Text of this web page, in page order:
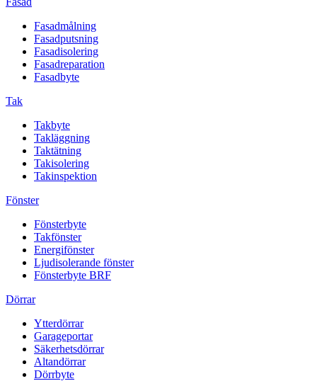
Fasadmålning
Fasadputsning
Fasadisolering
Fasadreparation
Fasadbyte
Tak
Takbyte
Takläggning
Taktätning
Takisolering
Takinspektion
Fönster
Fönsterbyte
Takfönster
Energifönster
Ljudisolerande fönster
Fönsterbyte BRF
Dörrar
Ytterdörrar
Garageportar
Säkerhetsdörrar
Altandörrar
Dörrbyte